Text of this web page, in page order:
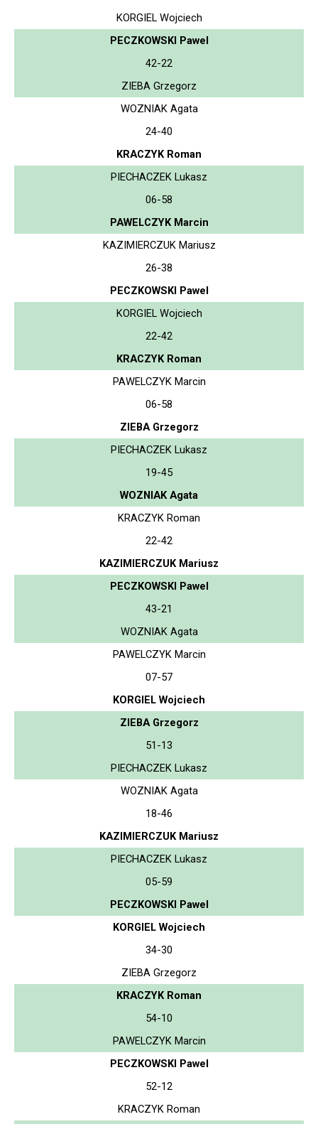
KORGIEL Wojciech
PECZKOWSKI Pawel
42-22
ZIEBA Grzegorz
WOZNIAK Agata
24-40
KRACZYK Roman
PIECHACZEK Lukasz
06-58
PAWELCZYK Marcin
KAZIMIERCZUK Mariusz
26-38
PECZKOWSKI Pawel
KORGIEL Wojciech
22-42
KRACZYK Roman
PAWELCZYK Marcin
06-58
ZIEBA Grzegorz
PIECHACZEK Lukasz
19-45
WOZNIAK Agata
KRACZYK Roman
22-42
KAZIMIERCZUK Mariusz
PECZKOWSKI Pawel
43-21
WOZNIAK Agata
PAWELCZYK Marcin
07-57
KORGIEL Wojciech
ZIEBA Grzegorz
51-13
PIECHACZEK Lukasz
WOZNIAK Agata
18-46
KAZIMIERCZUK Mariusz
PIECHACZEK Lukasz
05-59
PECZKOWSKI Pawel
KORGIEL Wojciech
34-30
ZIEBA Grzegorz
KRACZYK Roman
54-10
PAWELCZYK Marcin
PECZKOWSKI Pawel
52-12
KRACZYK Roman